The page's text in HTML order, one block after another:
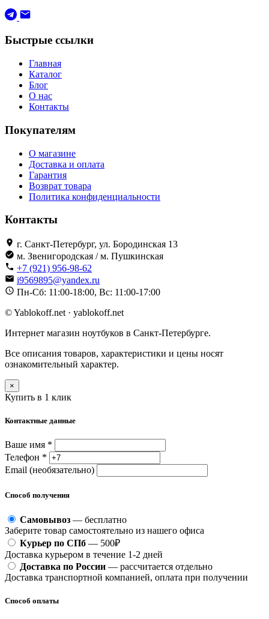
Быстрые ссылки
Главная
Каталог
Блог
О нас
Контакты
Покупателям
О магазине
Доставка и оплата
Гарантия
Возврат товара
Политика конфиденциальности
Контакты
г. Санкт-Петербург, ул. Бородинская 13
м. Звенигородская / м. Пушкинская
+7 (921) 956-98-62
i9569895@yandex.ru
Пн-Сб: 11:00-18:00, Вс: 11:00-17:00
© Yablokoff.net · yablokoff.net
Интернет магазин ноутбуков в Санкт-Петербурге.
Все описания товаров, характеристики и цены носят
ознакомительный характер.
×
Купить в 1 клик
Контактные данные
Ваше имя *
Телефон *
Email (необязательно)
Способ получения
Самовывоз — бесплатно
Заберите товар самостоятельно из нашего офиса
Курьер по СПб — 500₽
Доставка курьером в течение 1-2 дней
Доставка по России — рассчитается отдельно
Доставка транспортной компанией, оплата при получении
Способ оплаты